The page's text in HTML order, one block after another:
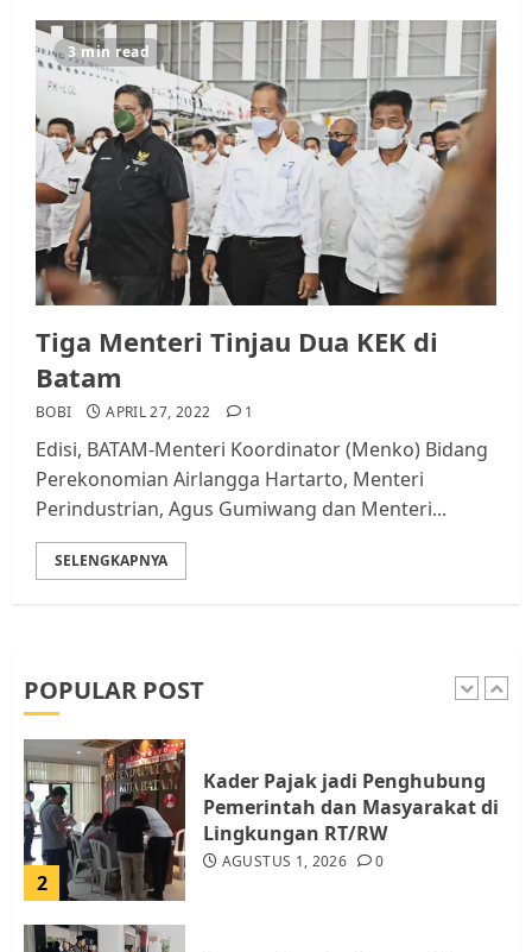
3 min read
Tiga Menteri Tinjau Dua KEK di
Batam
BOBI APRIL 27, 2022 1
Edisi, BATAM-Menteri Koordinator (Menko) Bidang
Perekonomian Airlangga Hartarto, Menteri
Perindustrian, Agus Gumiwang dan Menteri...
SELENGKAPNYA
POPULAR POST
3
Datangi Pemko Batam, Warga
Rempang Protes Lahan Mereka
Diambil untuk Sekolah Rakyat
JULI 21, 2026 0
Warga Rempang Ajukan
Audiensi dengan Wali Kota
Batam, Soroti Aktivitas yang
Resahkan Warga
5
Tim Advokasi Desak BP Batam
Berhenti Merampas Tanah
Warga Rempang
JULI 15, 2026 0
1
2
Kader Pajak jadi Penghubung
Pemerintah dan Masyarakat di
Lingkungan RT/RW
AGUSTUS 1, 2026 0